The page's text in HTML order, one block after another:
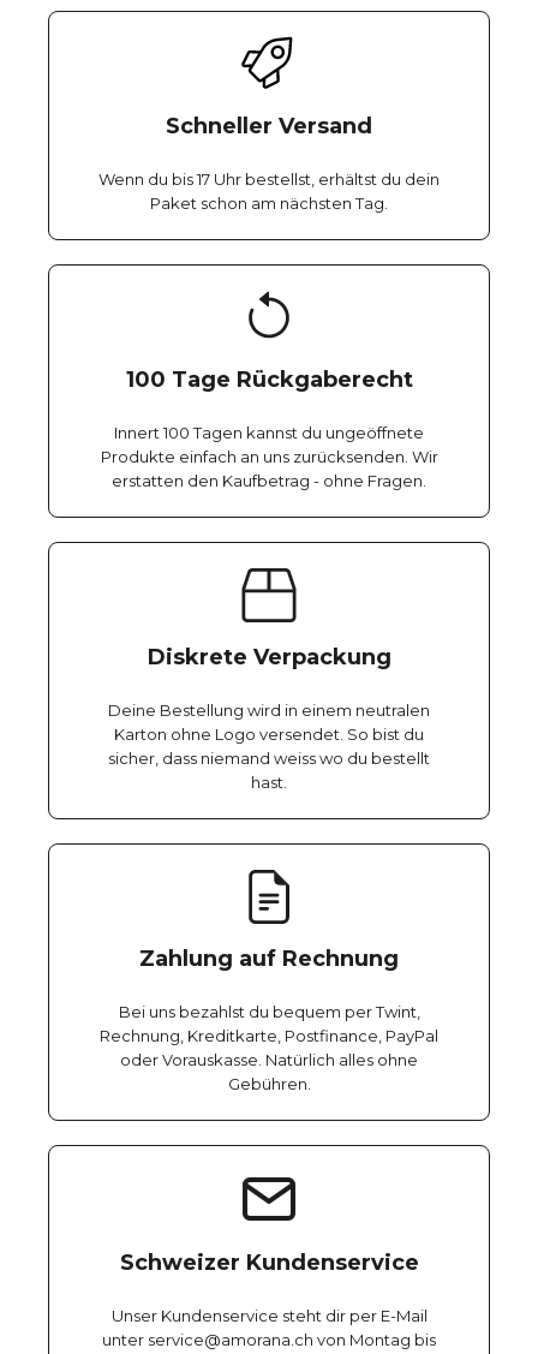
Schneller Versand
Wenn du bis 17 Uhr bestellst, erhältst du dein
Paket schon am nächsten Tag.
100 Tage Rückgaberecht
Innert 100 Tagen kannst du ungeöffnete
Produkte einfach an uns zurücksenden. Wir
erstatten den Kaufbetrag - ohne Fragen.
Diskrete Verpackung
Deine Bestellung wird in einem neutralen
Karton ohne Logo versendet. So bist du
sicher, dass niemand weiss wo du bestellt
hast.
Zahlung auf Rechnung
Bei uns bezahlst du bequem per Twint,
Rechnung, Kreditkarte, Postfinance, PayPal
oder Vorauskasse. Natürlich alles ohne
Gebühren.
Schweizer Kundenservice
Unser Kundenservice steht dir per E-Mail
unter service@amorana.ch von Montag bis